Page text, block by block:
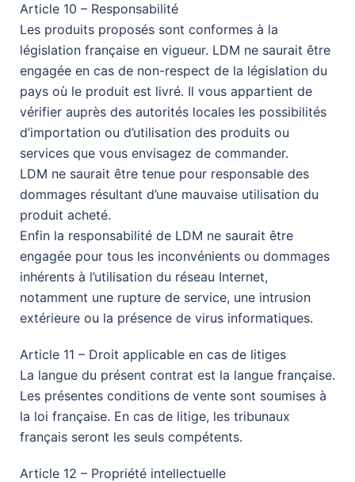
Article 10 – Responsabilité
Les produits proposés sont conformes à la
législation française en vigueur. LDM ne saurait être
engagée en cas de non-respect de la législation du
pays où le produit est livré. Il vous appartient de
vérifier auprès des autorités locales les possibilités
d’importation ou d’utilisation des produits ou
services que vous envisagez de commander.
LDM ne saurait être tenue pour responsable des
dommages résultant d’une mauvaise utilisation du
produit acheté.
Enfin la responsabilité de LDM ne saurait être
engagée pour tous les inconvénients ou dommages
inhérents à l’utilisation du réseau Internet,
notamment une rupture de service, une intrusion
extérieure ou la présence de virus informatiques.
Article 11 – Droit applicable en cas de litiges
La langue du présent contrat est la langue française.
Les présentes conditions de vente sont soumises à
la loi française. En cas de litige, les tribunaux
français seront les seuls compétents.
Article 12 – Propriété intellectuelle